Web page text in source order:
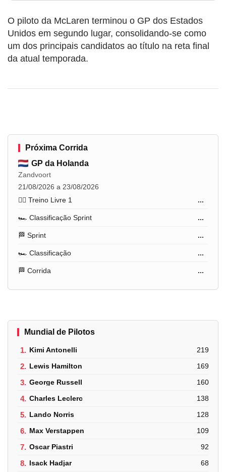
O piloto da McLaren terminou o GP dos Estados
Unidos em segundo lugar, consolidando-se como
um dos principais candidatos ao título na reta final
da atual temporada.
Próxima Corrida
GP da Holanda
Zandvoort
21/08/2026 a 23/08/2026
🏋️‍♂️ Treino Livre 1
...
🏎️ Classificação Sprint ...
🏁 Sprint ...
🏎️ Classificação ...
🏁 Corrida ...
Mundial de Pilotos
1. Kimi Antonelli 219
2. Lewis Hamilton 169
3. George Russell 160
4. Charles Leclerc 138
5. Lando Norris 128
6. Max Verstappen 109
7. Oscar Piastri 92
8. Isack Hadjar 68